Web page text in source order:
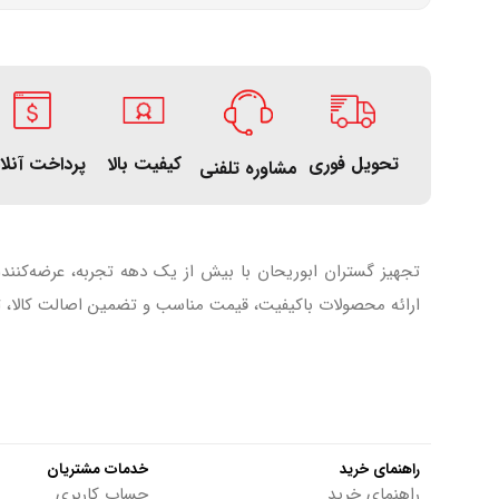
تحویل فوری مشاوره تلفنی کیفیت بالا پرداخت
تجهیز گستران ابوریحان با بیش از یک دهه تجربه،
ارائه محصولات باکیفیت، قیمت مناسب و تضمین اصالت
راهنمای خرید خدمات مشتریان